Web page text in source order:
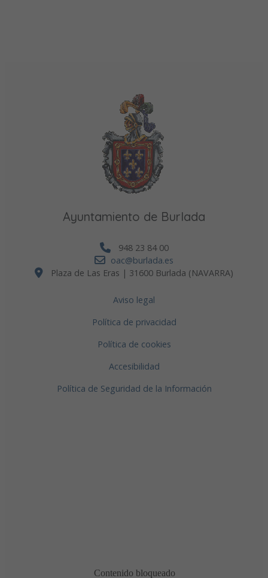
Ayuntamiento de Burlada
948 23 84 00
oac@burlada.es
Plaza de Las Eras | 31600 Burlada (NAVARRA)
Aviso legal
Política de privacidad
Política de cookies
Accesibilidad
Política de Seguridad de la Información